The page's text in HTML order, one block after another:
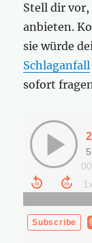
Stell dir
anbieten.
sie würde
Schlaganfall
sofort